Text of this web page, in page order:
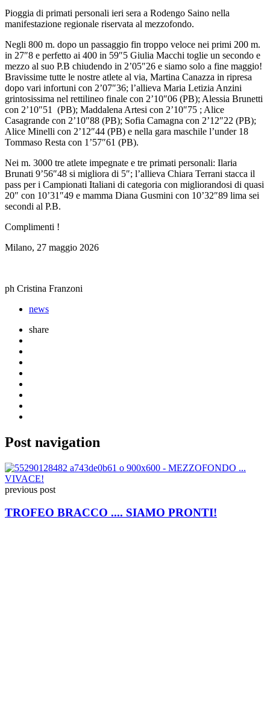
Pioggia di primati personali ieri sera a Rodengo Saino nella
manifestazione regionale riservata al mezzofondo.
Negli 800 m. dopo un passaggio fin troppo veloce nei primi 200 m.
in 27″8 e perfetto ai 400 in 59″5 Giulia Macchi toglie un secondo e
mezzo al suo P.B chiudendo in 2’05″26 e siamo solo a fine maggio!
Bravissime tutte le nostre atlete al via, Martina Canazza in ripresa
dopo vari infortuni con 2’07″36; l’allieva Maria Letizia Anzini
grintosissima nel rettilineo finale con 2’10″06 (PB); Alessia Brunetti
con 2’10″51 (PB); Maddalena Artesi con 2’10″75 ; Alice
Casagrande con 2’10″88 (PB); Sofia Camagna con 2’12″22 (PB);
Alice Minelli con 2’12″44 (PB) e nella gara maschile l’under 18
Tommaso Resta con 1’57″61 (PB).
Nei m. 3000 tre atlete impegnate e tre primati personali: Ilaria
Brunati 9’56″48 si migliora di 5″; l’allieva Chiara Terrani stacca il
pass per i Campionati Italiani di categoria con migliorandosi di quasi
20″ con 10’31″49 e mamma Diana Gusmini con 10’32″89 lima sei
secondi al P.B.
Complimenti !
Milano, 27 maggio 2026
ph Cristina Franzoni
news
share
Post navigation
previous post
TROFEO BRACCO .... SIAMO PRONTI!